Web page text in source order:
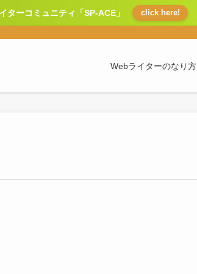
ターコミュニティ「SP-ACE」 click here!
Webライターのなり方